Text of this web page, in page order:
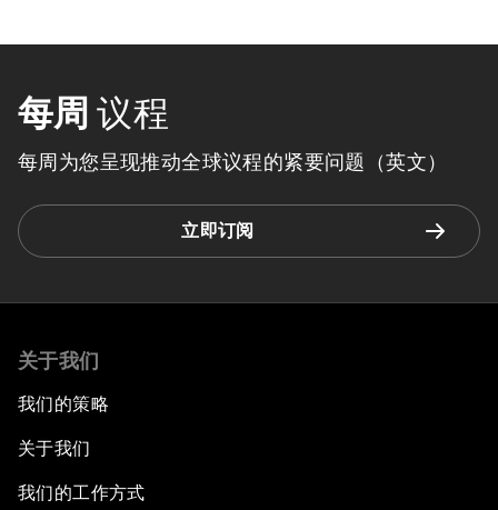
每周 议程
每周为您呈现推动全球议程的紧要问题（英文）
立即订阅
关于我们
我们的策略
关于我们
我们的工作方式